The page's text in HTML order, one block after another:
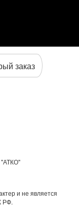
заказ
"АТКО"
и не является
РФ.